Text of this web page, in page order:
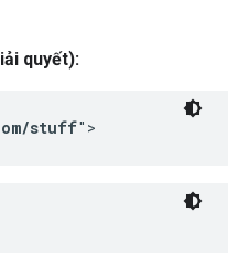
quyết):
stuff">